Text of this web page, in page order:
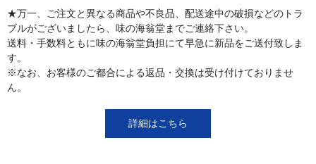
★万一、ご注文と異なる商品や不良品、配送途中の破損などのトラ
ブルがございましたら、味の海翁堂までご連絡下さい。
送料・手数料ともに味の海翁堂負担にて早急に新品をご送付致しま
す。
※なお、お客様のご都合による返品・交換は受け付けておりませ
ん。
詳細はこちら